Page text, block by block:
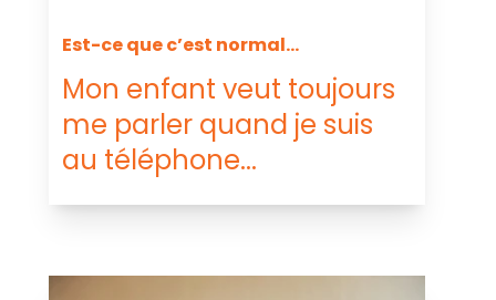
Est-ce que c’est normal...
Mon enfant veut toujours
me parler quand je suis
au téléphone...